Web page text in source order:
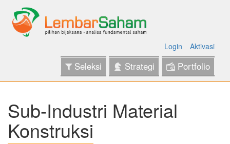
Login Aktivasi
Seleksi Strategi Portfolio
Sub-Industri Material
Konstruksi